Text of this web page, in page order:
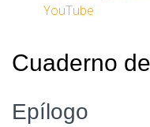
YouTube
Cuaderno
Epílogo